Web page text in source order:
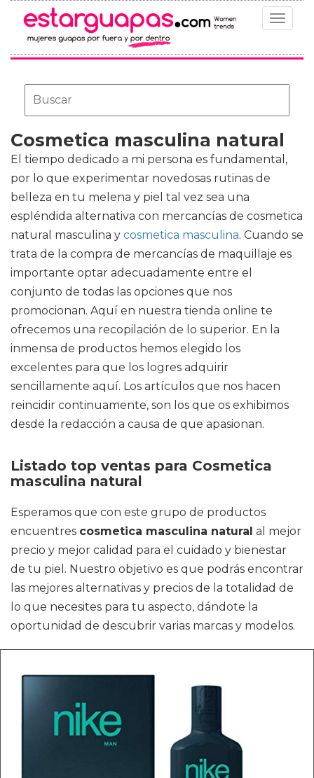
Toggle
Cosmetica masculina natural
El tiempo dedicado a mi persona es fundamental,
por lo que experimentar novedosas rutinas de
belleza en tu melena y piel tal vez sea una
espléndida alternativa con mercancías de cosmetica
natural masculina y cosmetica masculina. Cuando se
trata de la compra de mercancías de maquillaje es
importante optar adecuadamente entre el
conjunto de todas las opciones que nos
promocionan. Aquí en nuestra tienda online te
ofrecemos una recopilación de lo superior. En la
inmensa de productos hemos elegido los
excelentes para que los logres adquirir
sencillamente aquí. Los artículos que nos hacen
reincidir continuamente, son los que os exhibimos
desde la redacción a causa de que apasionan.
Listado top ventas para Cosmetica
masculina natural
Esperamos que con este grupo de productos
encuentres cosmetica masculina natural al mejor
precio y mejor calidad para el cuidado y bienestar
de tu piel. Nuestro objetivo es que podrás encontrar
las mejores alternativas y precios de la totalidad de
lo que necesites para tu aspecto, dándote la
oportunidad de descubrir varias marcas y modelos.